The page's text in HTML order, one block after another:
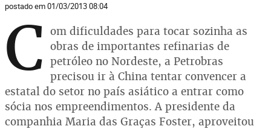
postado em 01/03/2013 08:04
C om dificuldades para tocar sozinha as
obras de importantes refinarias de
petróleo no Nordeste, a Petrobras
precisou ir à China tentar convencer a
estatal do setor no país asiático a entrar como
sócia nos empreendimentos. A presidente da
companhia Maria das Graças Foster, aproveitou